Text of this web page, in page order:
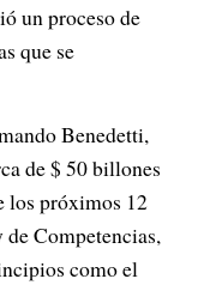
un proceso de
que se
Benedetti,
de $ 50 billones
los próximos 12
Competencias,
como el